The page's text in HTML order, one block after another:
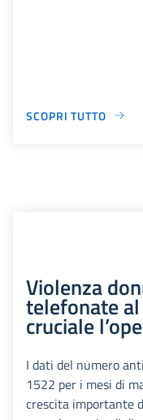
SCOPRI TUTTO
Violenza
telefonate
cruciale
I dati del numero
1522 per i mesi di
crescita importante